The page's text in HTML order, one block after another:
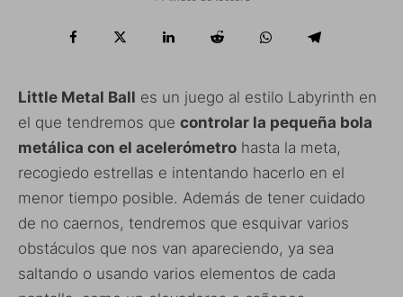
Little Metal Ball es un juego al estilo Labyrinth en
el que tendremos que controlar la pequeña bola
metálica con el acelerómetro hasta la meta,
recogiedo estrellas e intentando hacerlo en el
menor tiempo posible. Además de tener cuidado
de no caernos, tendremos que esquivar varios
obstáculos que nos van apareciendo, ya sea
saltando o usando varios elementos de cada